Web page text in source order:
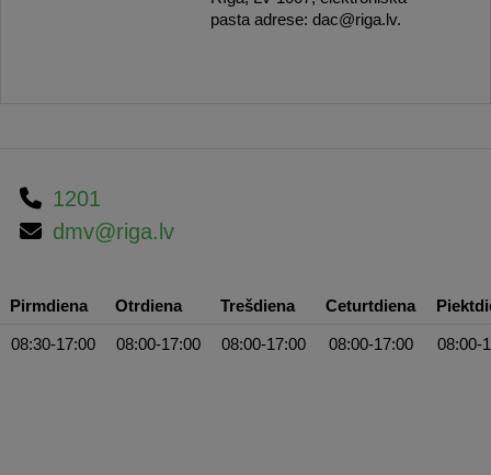
pasta adrese: dac@riga.lv.
1201
dmv@riga.lv
Pirmdiena Otrdiena Trešdiena Ceturtdiena
08:30-17:00 08:00-17:00 08:00-17:00 08:00-17:00 08:00-